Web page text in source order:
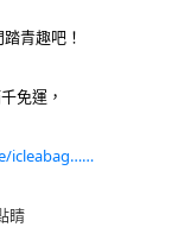
青趣吧！
免運，
icleabag……
睛